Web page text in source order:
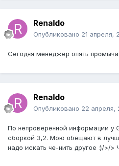
Renaldo
Опубликовано 21 апреля,
Сегодня менеджер опять
Renaldo
Опубликовано 22 апреля,
По непроверенной информации у
сборкой 3,2. Мою обещают в
надо искать че-нить другое :)/>/>